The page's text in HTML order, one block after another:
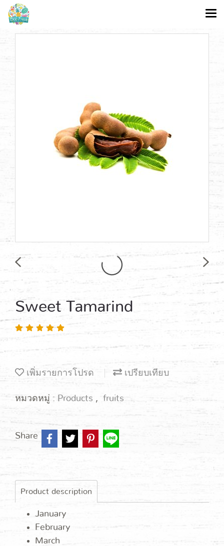
Sweet Tamarind
เพิ่มรายการโปรด เปรียบเทียบ
หมวดหมู่ : Products , fruits
Share
Product description
January
February
March